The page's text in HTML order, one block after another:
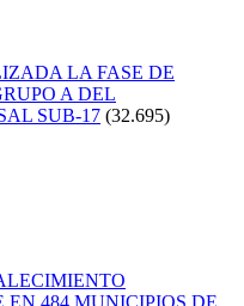
LA FASE DE
A DEL
SUB-17 (32.695)
484 MUNICIPIOS DE